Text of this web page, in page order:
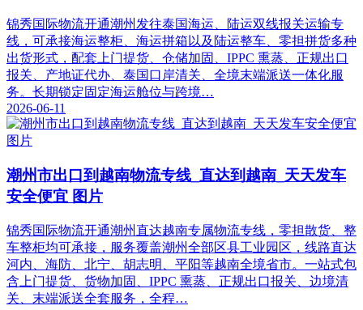
锦秀国际物流开通潮州发往泰国海运、陆运双线报关运输专
线，可承接海运整柜、海运拼箱以及陆运整车、零担拼货多种
出货形式，配套上门提货、仓储加固、IPPC 熏蒸、正规出口
报关、产地证代办、泰国口岸清关、全境末端派送一体化服
务。长期锁定固定海运舱位与跨境…
2026-06-11
潮州市出口到越南物流专线_直达到越南_天天发车
安全便宜 图片
锦秀国际物流开通潮州直达越南专属物流专线，零担散货、整
车整柜均可承接，服务覆盖潮州全部区县工业园区，线路直达
河内、海防、北宁、胡志明、平阳等越南全境省市。一站式包
含上门提货、货物加固、IPPC 熏蒸、正规出口报关、边境清
关、末端派送全套服务，全程…